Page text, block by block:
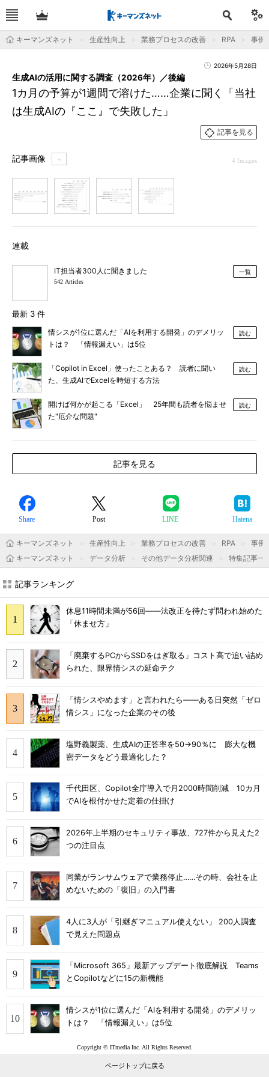
キーマンズネット 生産性向上 業務プロセスの改善 RPA 事例
2026年5月28日
1カ月の予算が1週間で溶けた……企業に聞く「当社
は生成AIの『ここ』で失敗した」
生成AIの活用に関する調査（2026年）／後編
記事を見る
記事画像 ＋ 4 Images
連載
IT担当者300人に聞きました
542 Articles
一覧
最新 3 件
情シスが1位に選んだ「AIを利用する開発」のデメリッ
トは？ 「情報漏えい」は5位
読む
「Copilot in Excel」使ったことある？ 読者に聞い
た、生成AIでExcelを時短する方法
読む
開けば何かが起こる「Excel」 25年間も読者を悩ませ
た"厄介な問題"
読む
記事を見る
Share Post LINE Hatena
キーマンズネット 生産性向上 業務プロセスの改善 RPA
事例
キーマンズネット
データ分析 その他データ分析関連 特集記事一
記事ランキング
休息11時間未満が56回――法改正を待たず問われ始めた
「休ませ方」
「廃棄するPCからSSDをはぎ取る」コスト高で追い詰め
られた、限界情シスの延命テク
「情シスやめます」と言われたら――ある日突然「ゼロ
情シス」になった企業のその後
塩野義製薬、生成AIの正答率を50→90％に 膨大な機
密データをどう最適化した？
千代田区、Copilot全庁導入で月2000時間削減 10カ月
でAIを根付かせた定着の仕掛け
2026年上半期のセキュリティ事故、727件から見えた2
つの注目点
同業がランサムウェアで業務停止……その時、会社を止
めないための「復旧」の入門書
4人に3人が「引継ぎマニュアル使えない」 200人調査
で見えた問題点
「Microsoft 365」最新アップデート徹底解説 Teams
とCopilotなどに15の新機能
情シスが1位に選んだ「AIを利用する開発」のデメリッ
トは？ 「情報漏えい」は5位
Copyright © ITmedia Inc. All Rights Reserved.
ページトップに戻る